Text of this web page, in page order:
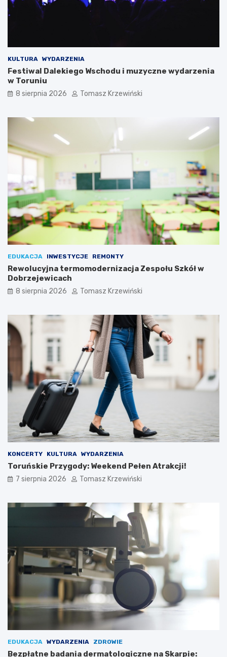
KULTURA WYDARZENIA
Festiwal Dalekiego Wschodu i muzyczne wydarzenia
w Toruniu
8 sierpnia 2026 Tomasz Krzewiński
EDUKACJA INWESTYCJE REMONTY
Rewolucyjna termomodernizacja Zespołu Szkół w
Dobrzejewicach
8 sierpnia 2026 Tomasz Krzewiński
KONCERTY KULTURA WYDARZENIA
Toruńskie Przygody: Weekend Pełen Atrakcji!
7 sierpnia 2026 Tomasz Krzewiński
EDUKACJA WYDARZENIA ZDROWIE
Bezpłatne badania dermatologiczne na Skarpie: